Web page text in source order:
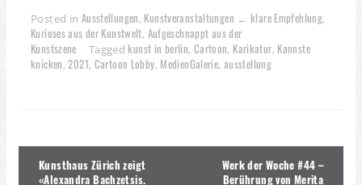
Posted in Ausstellungen, Kunstveranstaltungen ← klare Empfehlung,
Kurioses aus der Kunstwelt, Aufgeschnappt aus der
Kunstszene
Tagged kunst in berlin, Cartoon, Karikatur, Kannste
knicken,2021, Cartoon Lobby, MedienGalerie, ausstellung
Beitragsnavigation
Kunsthaus Zürich zeigt
«Alexandra Bachzetsis.
Werk der Woche #44 –
Berührung von Merita